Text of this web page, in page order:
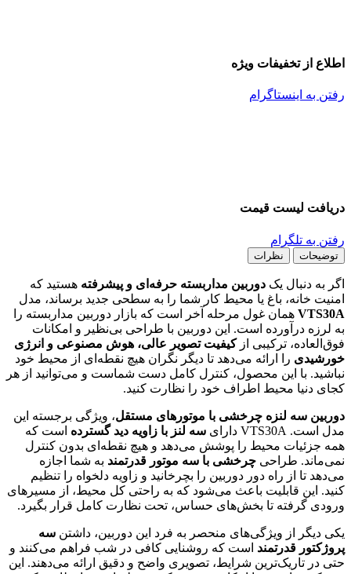
اطلاع از تخفیفات ویژه
رفتن به اینستاگرام
دریافت لیست قیمت
رفتن به تلگرام
توضیحات نظرات
اگر به دنبال یک دوربین مداربسته حرفه‌ای و پیشرفته هستید که
امنیت خانه، باغ یا محیط کار شما را به سطحی جدید برساند، مدل
VTS30A همان غول مرحله آخر است که بازار دوربین مداربسته را
به لرزه درآورده است. این دوربین با طراحی بی‌نظیر و امکانات
فوق‌العاده، ترکیبی ازکیفیت تصویر عالی، هوش مصنوعی و انرژی
خورشیدی را ارائه می‌دهد تا دیگر نگران هیچ نقطه‌ای از محیط خود
نباشید. با این محصول، کنترل کامل دست شماست و می‌توانید از هر
کجای دنیا محیط اطراف خود را نظارت کنید.
دوربین سه لنزه چرخشی با موتورهای مستقل، ویژگی برجسته این
مدل است. VTS30A دارای
سه لنز با زاویه دید گسترده است که
همه جزئیات محیط را پوشش می‌دهد و هیچ نقطه‌ای بدون کنترل
نمی‌ماند. طراحی چرخشی با سه موتور قدرتمند به شما اجازه
می‌دهد تا از راه دور دوربین را بچرخانید و زاویه دلخواه را تنظیم
کنید. این قابلیت باعث می‌شود که به راحتی کل محیط، از مسیرهای
ورودی گرفته تا بخش‌های حساس، تحت نظارت کامل قرار بگیرد.
یکی دیگر از ویژگی‌های منحصر به فرد این دوربین، داشتن سه
پروژکتور قدرتمند است که روشنایی کافی در شب فراهم می‌کنند و
حتی در تاریک‌ترین شرایط، تصویری واضح و دقیق ارائه می‌دهند. این